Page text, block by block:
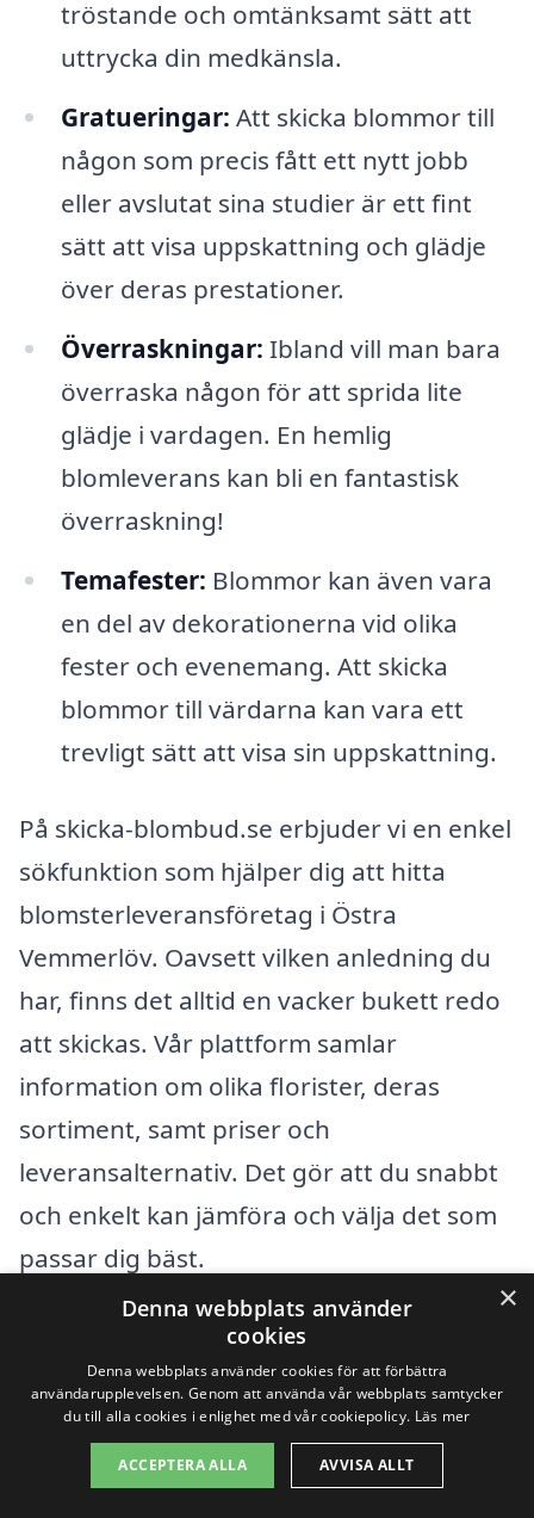
tröstande och omtänksamt sätt att
uttrycka din medkänsla.
Gratueringar: Att skicka blommor till
någon som precis fått ett nytt jobb
eller avslutat sina studier är ett fint
sätt att visa uppskattning och glädje
över deras prestationer.
Överraskningar: Ibland vill man bara
överraska någon för att sprida lite
glädje i vardagen. En hemlig
blomleverans kan bli en fantastisk
överraskning!
Temafester: Blommor kan även vara
en del av dekorationerna vid olika
fester och evenemang. Att skicka
blommor till värdarna kan vara ett
trevligt sätt att visa sin uppskattning.
På skicka-blombud.se erbjuder vi en enkel
sökfunktion som hjälper dig att hitta
blomsterleveransföretag i Östra
Vemmerlöv. Oavsett vilken anledning du
har, finns det alltid en vacker bukett redo
att skickas. Vår plattform samlar
information om olika florister, deras
sortiment, samt priser och
leveransalternativ. Det gör att du snabbt
och enkelt kan jämföra och välja det som
passar dig bäst.
Med vårt breda utbud har du möjlighet
att välja mellan flera olika stilar av
blommor och buketter, från klassiska
rosor till moderna arrangemang med
×
Denna webbplats använder
cookies
Denna webbplats använder cookies för att förbättra
användarupplevelsen. Genom att använda vår webbplats samtycker
du till alla cookies i enlighet med vår cookiepolicy. Läs mer
ACCEPTERA ALLA AVVISA ALLT